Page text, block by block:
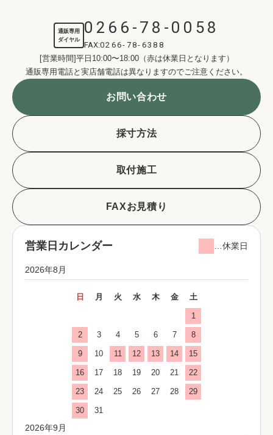
通販専用
ダイヤル
0266-78-0058
FAX:0266-78-6388
[営業時間]平日10:00〜18:00（赤は休業日となります）
通販専用電話と実店舗電話は異なりますのでご注意ください。
お問い合わせ
採寸方法
取付施工
FAXお見積り
営業日カレンダー …休業日
2026年8月
日 月 火 水 木 金 土
1
2 3 4 5 6 7 8
9 10 11 12 13 14 15
16 17 18 19 20 21 22
23 24 25 26 27 28 29
30 31
2026年9月